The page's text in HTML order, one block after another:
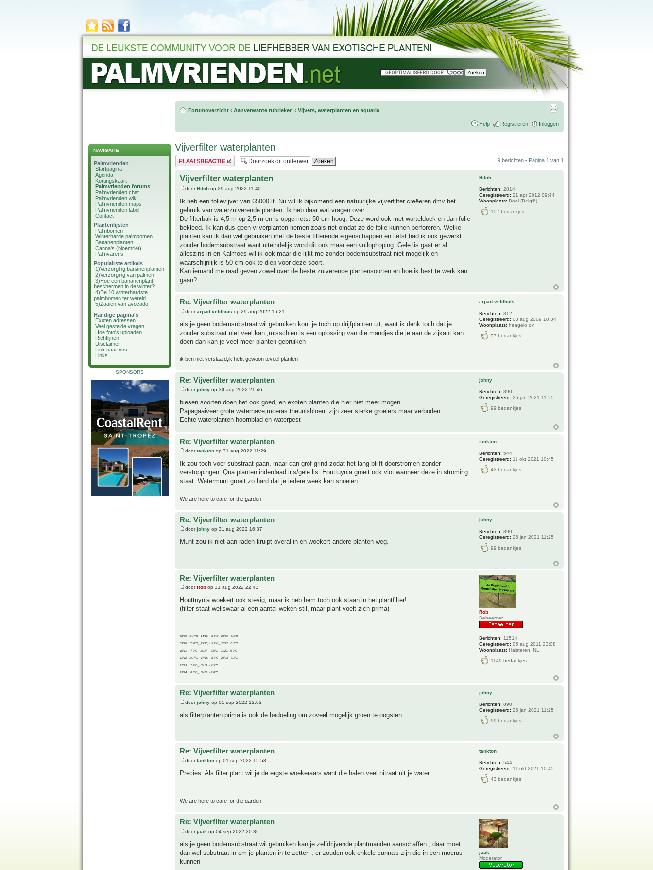
NAVIGATIE
Palmvrienden
Startpagina
Agenda
Kortingskaart
Palmvrienden forums
Palmvrienden chat
Palmvrienden wiki
Palmvrienden maps
Palmvrienden label
Contact
Plantenlijsten
Palmbomen
Winterharde palmbomen
Bananenplanten
Canna's (bloemriet)
Palmvarens
Populairste artikels
1)Verzorging bananenplanten
2)Verzorging van palmen
3)Hoe een bananenplant
beschermen in de winter?
4)De 10 winterhardste
palmbomen ter wereld
5)Zaaien van avocado
Handige pagina's
Exoten adressen
Veel gestelde vragen
Hoe foto's uploaden
Richtlijnen
Disclaimer
Link naar ons
Links
SPONSORS
Forumoverzicht ‹ Aanverwante rubrieken ‹ Vijvers, waterplanten en aquaria
Help Registreren Inloggen
Vijverfilter waterplanten
Plaats een reactie 9 berichten • Pagina 1 van 1
Vijverfilter waterplanten
doorHitch op 29 aug 2022 11:40
Ik heb een folievijver van 65000 lt. Nu wil ik bijkomend een natuurlijke vijverfilter creëeren dmv het
gebruik van waterzuiverende planten. Ik heb daar wat vragen over.
De filterbak is 4,5 m op 2,5 m en is opgemetst 50 cm hoog. Deze word ook met worteldoek en dan folie
bekleed. Ik kan dus geen vijverplanten nemen zoals riet omdat ze de folie kunnen perforeren. Welke
planten kan ik dan wel gebruiken met de beste filterende eigenschappen en liefst had ik ook gewerkt
zonder bodemsubstraat want uiteindelijk word dit ook maar een vuilophoping. Gele lis gaat er al
alleszins in en Kalmoes wil ik ook maar die lijkt me zonder bodemsubstraat niet mogelijk en
waarschijnlijk is 50 cm ook te diep voor deze soort.
Kan iemand me raad geven zowel over de beste zuiverende plantensoorten en hoe ik best te werk kan
gaan?
Hitch
Berichten: 2814
Geregistreerd: 21 apr 2012 09:44
Woonplaats: Baal (België)
157 bedankjes
Re: Vijverfilter waterplanten
doorarpad veldhuis op 29 aug 2022 16:21
als je geen bodemsubstraat wil gebruiken kom je toch op drijfplanten uit, want ik denk toch dat je
zonder substraat niet veel kan ,misschien is een oplossing van die mandjes die je aan de zijkant kan
doen dan kan je veel meer planten gebruiken
ik ben niet verslaafd,ik hebt gewoon teveel planten
arpad veldhuis
Berichten: 812
Geregistreerd: 03 aug 2009 10:34
Woonplaats: hengelo ov
57 bedankjes
Re: Vijverfilter waterplanten
doorjohny op 30 aug 2022 21:46
biesen soorten doen het ook goed, en exoten planten die hier niet meer mogen.
Papagaaiveer grote waternave,moeras theunisbloem zijn zeer sterke groeiers maar verboden.
Echte waterplanten hoornblad en waterpest
johny
Berichten: 890
Geregistreerd: 26 jan 2021 11:25
99 bedankjes
Re: Vijverfilter waterplanten
doortankton op 31 aug 2022 11:29
Ik zou toch voor substraat gaan, maar dan grof grind zodat het lang blijft doorstromen zonder
verstoppingen. Qua planten inderdaad iris/gele lis. Houttuynia groeit ook vlot wanneer deze in stroming
staat. Watermunt groeit zo hard dat je iedere week kan snoeien.
We are here to care for the garden
tankton
Berichten: 544
Geregistreerd: 11 okt 2021 10:45
43 bedankjes
Re: Vijverfilter waterplanten
doorjohny op 31 aug 2022 16:37
Munt zou ik niet aan raden kruipt overal in en woekert andere planten weg.
johny
Berichten: 890
Geregistreerd: 26 jan 2021 11:25
99 bedankjes
Re: Vijverfilter waterplanten
door Rob op 31 aug 2022 22:43
Houttuynia woekert ook stevig, maar ik heb hem toch ook staan in het plantfilter!
(filter staat weliswaar al een aantal weken stil, maar plant voelt zich prima)
08/09, -14.7°C__14/15, - 3.6°C__20/21, -9.1°C
09/10, -10.0°C__15/16, - 5.9°C__21/22, -5.2°C
10/11, - 7.9°C__16/17, - 7.9°C__21/22, -6.9°C
11/12, -14.7°C__17/18, - 8.3°C__22/23, -7.1°C
12/13, - 7.9°C__18/19, - 7.5°C
13/14, - 0.8°C__19/20, - 2.8°C
Rob
Beheerder
Berichten: 11514
Geregistreerd: 05 aug 2011 23:08
Woonplaats: Halsteren, NL
1149 bedankjes
Re: Vijverfilter waterplanten
doorjohny op 01 sep 2022 12:03
als filterplanten prima is ook de bedoeling om zoveel mogelijk groen te oogsten
johny
Berichten: 890
Geregistreerd: 26 jan 2021 11:25
99 bedankjes
Re: Vijverfilter waterplanten
doortankton op 01 sep 2022 15:58
Precies. Als filter plant wil je de ergste woekeraars want die halen veel nitraat uit je water.
We are here to care for the garden
tankton
Berichten: 544
Geregistreerd: 11 okt 2021 10:45
43 bedankjes
Re: Vijverfilter waterplanten
doorjaak op 04 sep 2022 20:36
als je geen bodemsubstraat wil gebruiken kan je zelfdrijvende plantmanden aanschaffen , daar moet
dan wel substraat in om je planten in te zetten , er zouden ook enkele canna's zijn die in een moeras
kunnen
jaak
Moderator